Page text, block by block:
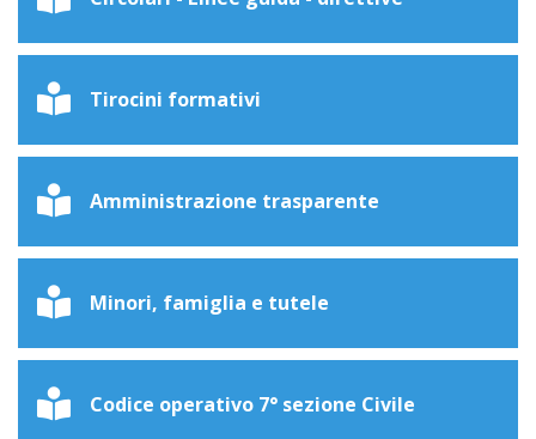
Tirocini formativi
Amministrazione trasparente
Minori, famiglia e tutele
Codice operativo 7° sezione Civile